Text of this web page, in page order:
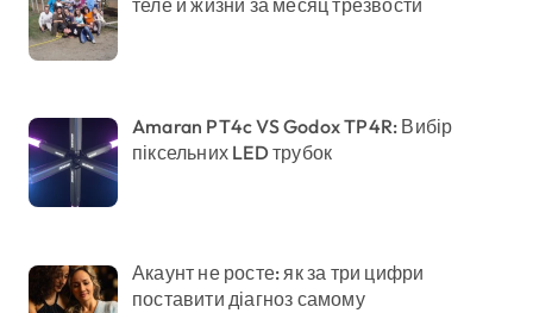
Amaran PT4c VS Godox TP4R: Вибір
піксельних LED трубок
Акаунт не росте: як за три цифри
поставити діагноз самому